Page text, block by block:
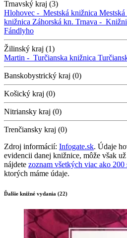
Trnavský kraj (3)
Hlohovec - Mestská knižnica Mestská
knižnica Záhorská kn. Trnava -
Fándlyho
Žilinský kraj (1)
Martin - Turčianska knižnica
Banskobystrický kraj (0)
Košický kraj (0)
Nitriansky kraj (0)
Trenčiansky kraj (0)
Zdroj informácií: Infogate.sk. Údaje
evidencii danej knižnice, môže však
nájdete zoznam všetkých viac ako
ktorých máme údaje.
Ďalšie knižné vydania (22)